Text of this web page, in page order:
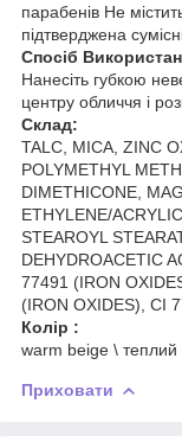
парабенів Не
підтверджена
Спосіб
Нанесіть губкою
центру обличчя і
Склад:
TALC, MICA, ZINC
POLYMETHYL
DIMETHICONE,
ETHYLENE/
STEAROYL
DEHYDROACETIC
77491 (IRON
(IRON OXIDES), CI
Колір :
warm beige \
Приховати